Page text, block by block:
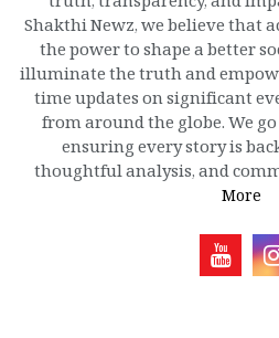
Shakthi Newz, we believe that
the power to shape a better
illuminate the truth and
time updates on significant
from around the globe. We
ensuring every story is
thoughtful analysis, and
More